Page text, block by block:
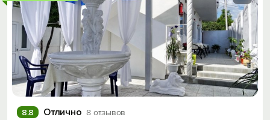
Отлично 8 отзывов
8.8